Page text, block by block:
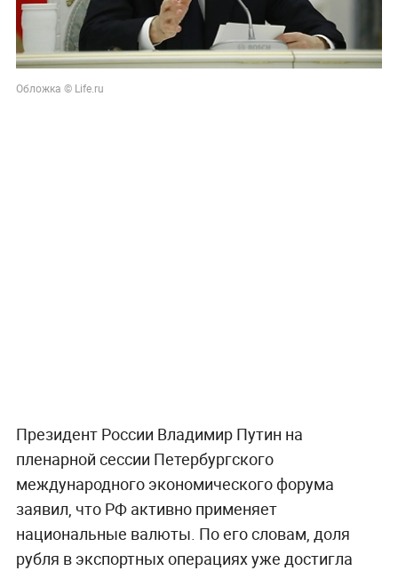
Обложка © Life.ru
Президент России Владимир Путин на
пленарной сессии Петербургского
международного экономического форума
заявил, что РФ активно применяет
национальные валюты. По его словам, доля
рубля в экспортных операциях уже достигла